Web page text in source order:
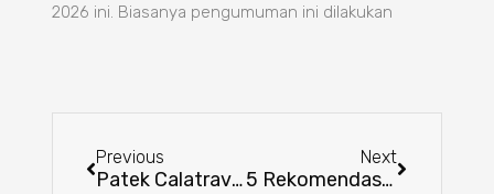
2026 ini. Biasanya pengumuman ini dilakukan
Previous
Patek Calatrava: Sebelum beli Wajib tau ini dulu!
Next
5 Rekomendasi jam mewah Under 100jt!